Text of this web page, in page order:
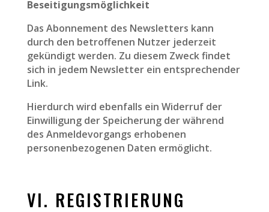
Beseitigungsmöglichkeit
Das Abonnement des Newsletters kann
durch den betroffenen Nutzer jederzeit
gekündigt werden. Zu diesem Zweck findet
sich in jedem Newsletter ein entsprechender
Link.
Hierdurch wird ebenfalls ein Widerruf der
Einwilligung der Speicherung der während
des Anmeldevorgangs erhobenen
personenbezogenen Daten ermöglicht.
VI. REGISTRIERUNG